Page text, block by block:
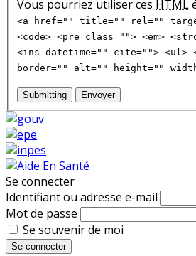
Vous pourriez utiliser ces HTML
<a href="" title="" rel=""
<code> <pre class=""> <em>
<ins datetime="" cite="">
border="" alt="" height=""
Submitting Envoyer
Se connecter
Identifiant ou adresse e-mail
Mot de passe
Se souvenir de moi
Se connecter